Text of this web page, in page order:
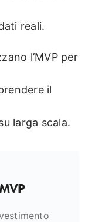
reali.
l’MVP per
il
larga scala.